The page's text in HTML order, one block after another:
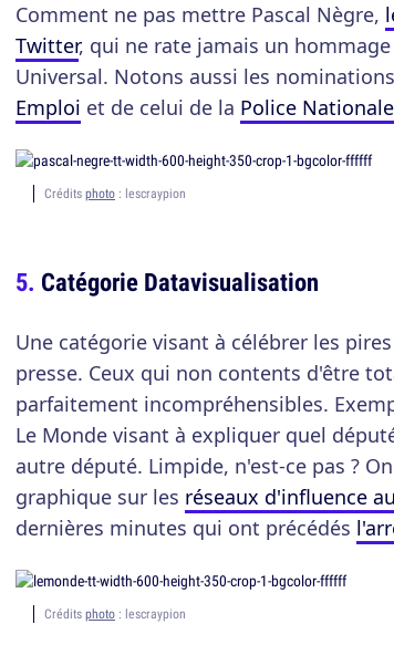
Comment ne pas mettre Pascal Nègre,
Twitter, qui ne rate jamais un
Universal. Notons aussi les
Emploi et de celui de la Police Nationale
Crédits photo : lescraypion
Catégorie Datavisualisation
Une catégorie visant à célébrer les
presse. Ceux qui non contents d'être
parfaitement incompréhensibles.
Le Monde visant à expliquer quel
autre député. Limpide, n'est-ce pas ?
graphique sur les réseaux d'influence
dernières minutes qui ont précédés
Crédits photo : lescraypion